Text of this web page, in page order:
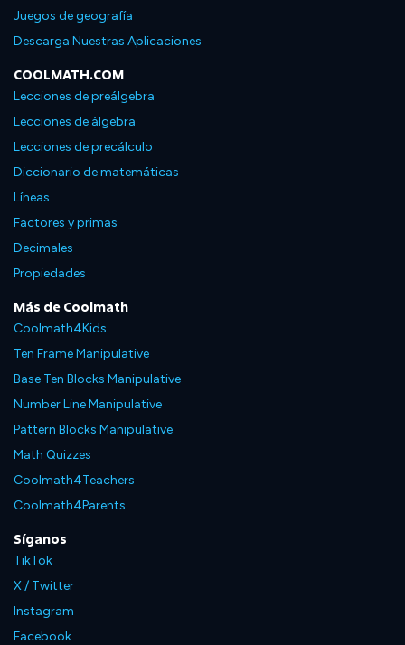
Juegos de geografía
Descarga Nuestras Aplicaciones
COOLMATH.COM
Lecciones de preálgebra
Lecciones de álgebra
Lecciones de precálculo
Diccionario de matemáticas
Líneas
Factores y primas
Decimales
Propiedades
Más de Coolmath
Coolmath4Kids
Ten Frame Manipulative
Base Ten Blocks Manipulative
Number Line Manipulative
Pattern Blocks Manipulative
Math Quizzes
Coolmath4Teachers
Coolmath4Parents
Síganos
TikTok
X / Twitter
Instagram
Facebook